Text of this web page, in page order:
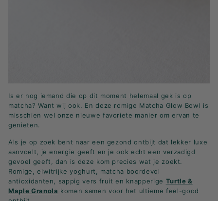
Is er nog iemand die op dit moment helemaal gek is op
matcha? Want wij ook. En deze romige Matcha Glow Bowl is
misschien wel onze nieuwe favoriete manier om ervan te
genieten.
Als je op zoek bent naar een gezond ontbijt dat lekker luxe
aanvoelt, je energie geeft en je ook echt een verzadigd
gevoel geeft, dan is deze kom precies wat je zoekt.
Romige, eiwitrijke yoghurt, matcha boordevol
antioxidanten, sappig vers fruit en knapperige Turtle &
Maple Granola komen samen voor het ultieme feel-good